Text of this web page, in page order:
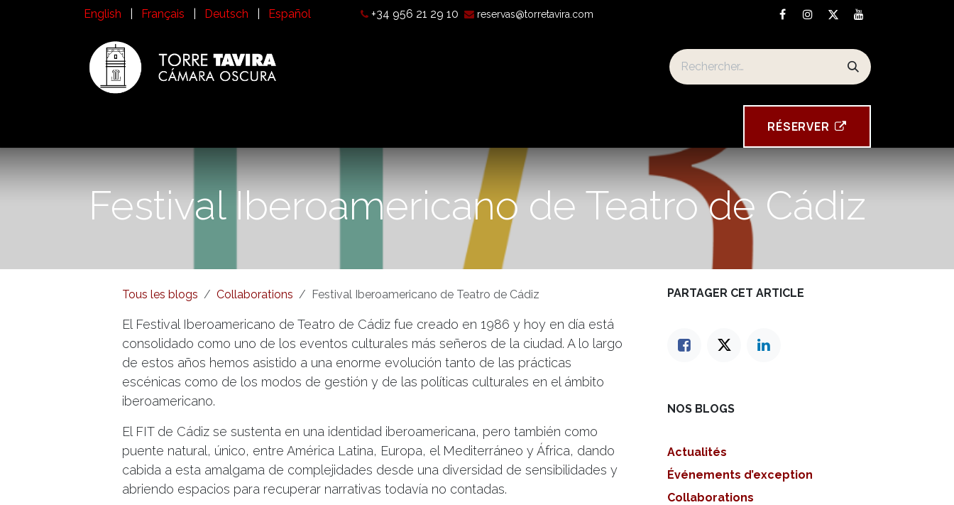
Se rendre au contenu
English Français Deutsch Español +34 956 21 29 10 reservas@torretavira.com
RÉSE​​​​RVER
Festival Iberoamericano de Teatro de Cádiz
Tous les blogs Collaborations Festival Iberoamericano de Teatro de Cádiz
El Festival Iberoamericano de Teatro de Cádiz fue creado en 1986 y hoy en día está
consolidado como uno de los eventos culturales más señeros de la ciudad. A lo largo
de estos años hemos asistido a una enorme evolución tanto de las prácticas
escénicas como de los modos de gestión y de las políticas culturales en el ámbito
iberoamericano.
El FIT de Cádiz se sustenta en una identidad iberoamericana, pero también como
puente natural, único, entre América Latina, Europa, el Mediterráneo y África, dando
cabida a esta amalgama de complejidades desde una diversidad de sensibilidades y
abriendo espacios para recuperar narrativas todavía no contadas.
PARTAGER CET ARTICLE
NOS BLOGS
Actualités
Événements d’exception
Collaborations